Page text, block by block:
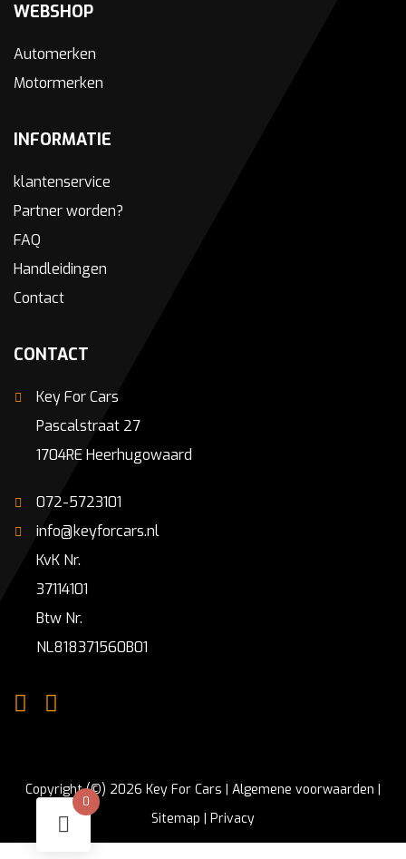
WEBSHOP
Automerken
Motormerken
INFORMATIE
klantenservice
Partner worden?
FAQ
Handleidingen
Contact
CONTACT
Key For Cars
Pascalstraat 27
1704RE Heerhugowaard
072-5723101
info@keyforcars.nl
KvK Nr.
37114101
Btw Nr.
NL818371560B01
Copyright (©) 2026 Key For Cars | Algemene voorwaarden
Sitemap
Privacy
0